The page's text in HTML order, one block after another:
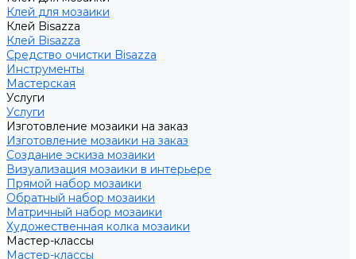
Клей для мозаики
Клей Bisazza
Клей Bisazza
Средство очистки Bisazza
Инструменты
Мастерская
Услуги
Услуги
Изготовление мозаики на заказ
Изготовление мозаики на заказ
Создание эскиза мозаики
Визуализация мозаики в интерьере
Прямой набор мозаики
Обратный набор мозаики
Матричный набор мозаики
Художественная колка мозаики
Мастер-классы
Мастер-классы